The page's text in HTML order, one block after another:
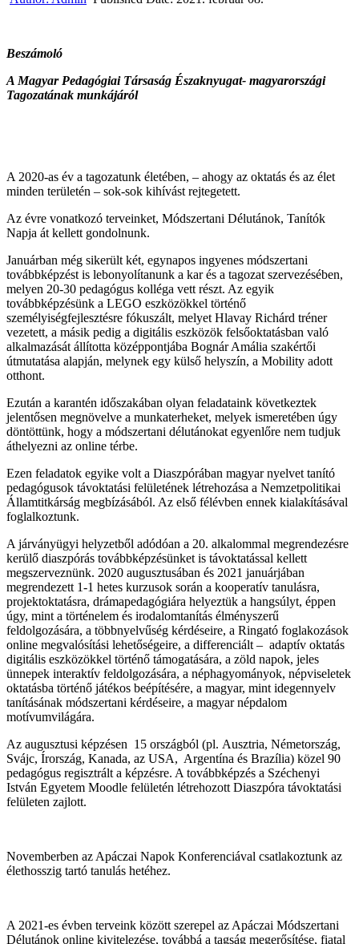
Beszámoló
A Magyar Pedagógiai Társaság Északnyugat- magyarországi
Tagozatának munkájáról
A 2020-as év a tagozatunk életében, – ahogy az oktatás és az élet
minden területén – sok-sok kihívást rejtegetett.
Az évre vonatkozó terveinket, Módszertani Délutánok, Tanítók
Napja át kellett gondolnunk.
Januárban még sikerült két, egynapos ingyenes módszertani
továbbképzést is lebonyolítanunk a kar és a tagozat szervezésében,
melyen 20-30 pedagógus kolléga vett részt. Az egyik
továbbképzésünk a LEGO eszközökkel történő
személyiségfejlesztésre fókuszált, melyet Hlavay Richárd tréner
vezetett, a másik pedig a digitális eszközök felsőoktatásban való
alkalmazását állította középpontjába Bognár Amália szakértői
útmutatása alapján, melynek egy külső helyszín, a Mobility adott
otthont.
Ezután a karantén időszakában olyan feladataink következtek
jelentősen megnövelve a munkaterheket, melyek ismeretében úgy
döntöttünk, hogy a módszertani délutánokat egyenlőre nem tudjuk
áthelyezni az online térbe.
Ezen feladatok egyike volt a Diaszpórában magyar nyelvet tanító
pedagógusok távoktatási felületének létrehozása a Nemzetpolitikai
Államtitkárság megbízásából. Az első félévben ennek kialakításával
foglalkoztunk.
A járványügyi helyzetből adódóan a 20. alkalommal megrendezésre
kerülő diaszpórás továbbképzésünket is távoktatással kellett
megszerveznünk. 2020 augusztusában és 2021 januárjában
megrendezett 1-1 hetes kurzusok során a kooperatív tanulásra,
projektoktatásra, drámapedagógiára helyeztük a hangsúlyt, éppen
úgy, mint a történelem és irodalomtanítás élményszerű
feldolgozására, a többnyelvűség kérdéseire, a Ringató foglakozások
online megvalósítási lehetőségeire, a differenciált – adaptív oktatás
digitális eszközökkel történő támogatására, a zöld napok, jeles
ünnepek interaktív feldolgozására, a néphagyományok, népviseletek
oktatásba történő játékos beépítésére, a magyar, mint idegennyelv
tanításának módszertani kérdéseire, a magyar népdalom
motívumvilágára.
Az augusztusi képzésen 15 országból (pl. Ausztria, Németország,
Svájc, Írország, Kanada, az USA, Argentína és Brazília) közel 90
pedagógus regisztrált a képzésre. A továbbképzés a Széchenyi
István Egyetem Moodle felületén létrehozott Diaszpóra távoktatási
felületen zajlott.
Novemberben az Apáczai Napok Konferenciával csatlakoztunk az
élethosszig tartó tanulás hetéhez.
A 2021-es évben terveink között szerepel az Apáczai Módszertani
Délutánok online kivitelezése, továbbá a tagság megerősítése, fiatal